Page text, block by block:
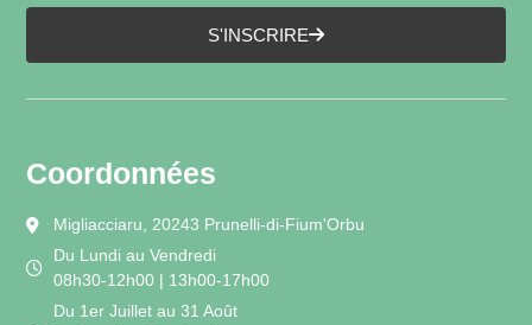
S'INSCRIRE
Coordonnées
Migliacciaru, 20243 Prunelli-di-Fium'Orbu
Du Lundi au Vendredi
08h30-12h00 | 13h00-17h00
Du 1er Juillet au 31 Août